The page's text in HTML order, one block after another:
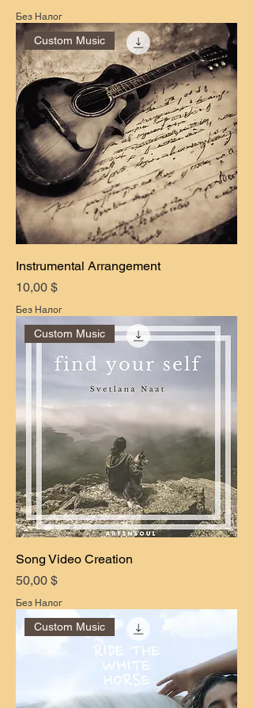
Без Налог
Custom Music
Instrumental Arrangement
Цена
10,00 $
Без Налог
Custom Music
Song Video Creation
Цена
50,00 $
Без Налог
Custom Music